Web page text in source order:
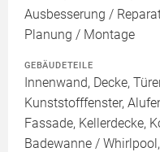
Ausbesserung /
Planung / Montage
GEBÄUDETEILE
Innenwand, Decke,
Kunststofffenster,
Fassade, Kellerdecke,
Badewanne /